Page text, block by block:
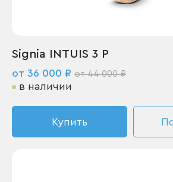
Signia INTUIS 3 P
от 36 000 ₽ от 44 000 ₽
в наличии
Купить